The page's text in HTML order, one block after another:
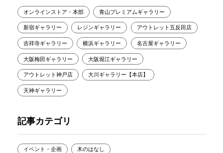
オンラインストア・本部 青山プレミアムギャラリー
新宿ギャラリー レジンギャラリー アウトレット五反田店
吉祥寺ギャラリー 横浜ギャラリー 名古屋ギャラリー
大阪梅田ギャラリー 大阪堀江ギャラリー
アウトレット神戸店 大川ギャラリー【本店】
天神ギャラリー
記事カテゴリ
イベント・企画 木のはなし